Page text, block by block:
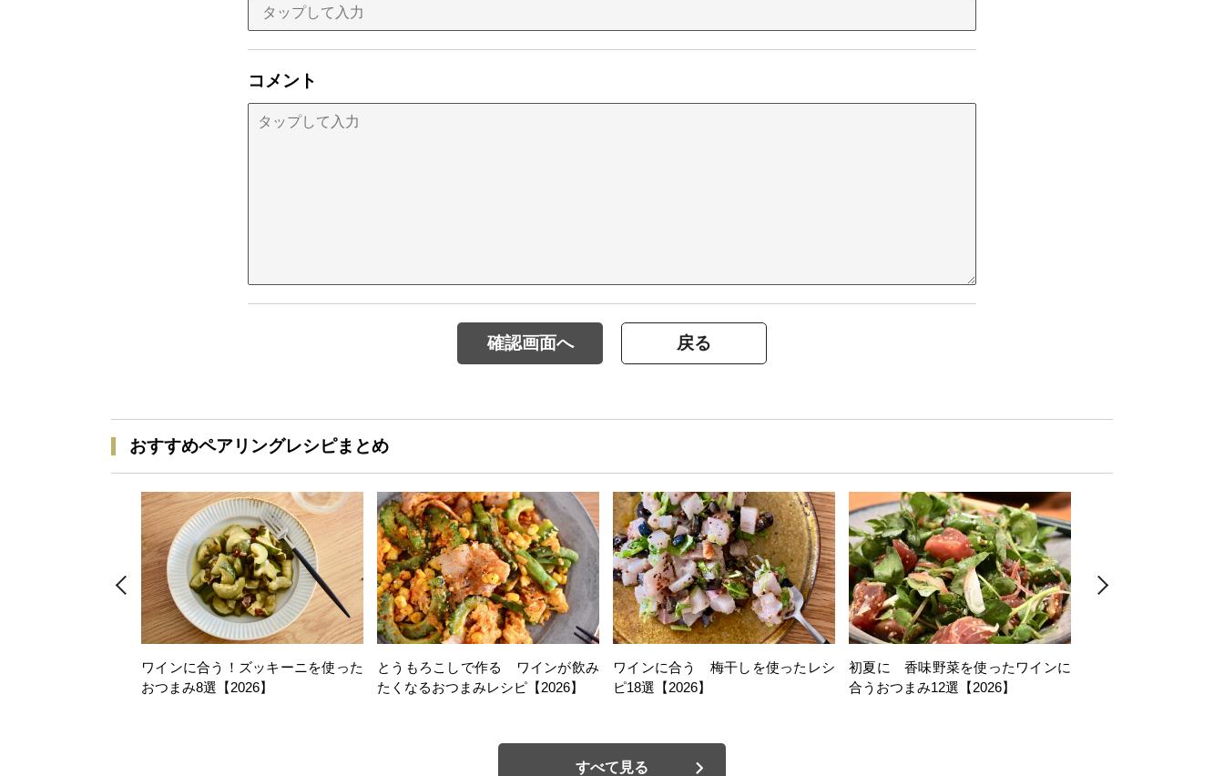
コメント
確認画面へ 戻る
おすすめペアリングレシピまとめ
ワインに合う！ズッキーニを使った
おつまみ8選【2026】
とうもろこしで作る ワインが飲み
たくなるおつまみレシピ【2026】
ワインに合う 梅干しを使ったレシ
ピ18選【2026】
初夏に 香味野菜を使ったワインに
合うおつまみ12選【2026】
すべて見る